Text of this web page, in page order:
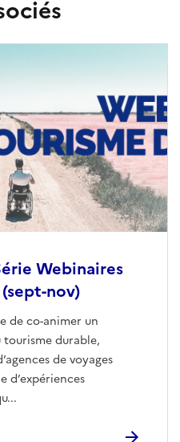
Webinaires
nov)
de co-animer un
durable,
de voyages
d’expériences